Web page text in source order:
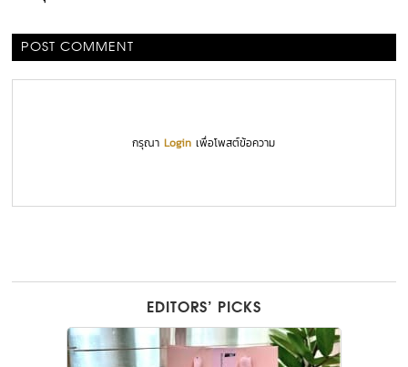
POST COMMENT
กรุณาLogin เพื่อโพสต์ข้อความ
EDITORS’ PICKS